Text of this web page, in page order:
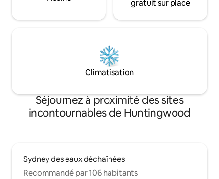
gratuit sur place
Climatisation
Séjournez à proximité des sites
incontournables de Huntingwood
Sydney des eaux déchaînées
Recommandé par 106 habitants